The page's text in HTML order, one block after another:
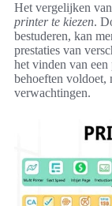
Het vergelijken
printer te kiezen.
bestuderen, kan
prestaties van
het vinden van
behoeften voldoet,
verwachtingen.